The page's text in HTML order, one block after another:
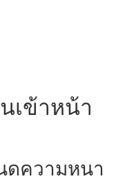
เข้าหน้า
ดความหนา